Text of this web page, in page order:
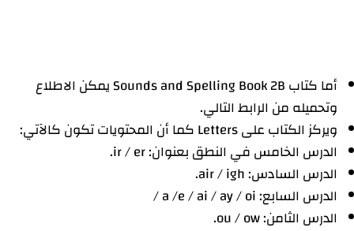
أما كتاب Sounds and Spelling Book 2B يمكن الاطلاع
وتحميله من الرابط التالي.
ويركز الكتاب على Letters كما أن المحتويات تكون كالآتي:
الدرس الخامس في النطق بعنوان: ir / er.
الدرس السادس: air / igh.
الدرس السابع: a /e / ai / ay / oi /
الدرس الثامن: ou / ow.